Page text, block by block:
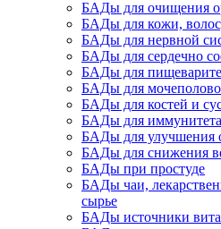
БАДы для очищения
БАДы для кожи,
БАДы для нервной
БАДы для сердечно
БАДы для
БАДы для
БАДы для костей и
БАДы для иммунитета
БАДы для улучшения
БАДы для снижения
БАДы при простуде
БАДы чаи,
сырье
БАДы источники